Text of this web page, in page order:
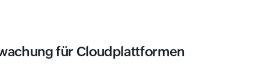
für Cloudplattformen